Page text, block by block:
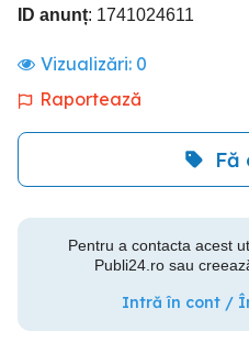
ID anunț: 1741024611
Vizualizări: 0
Raportează
Fă
Pentru a contacta acest
Publi24.ro sau
Intră în cont /